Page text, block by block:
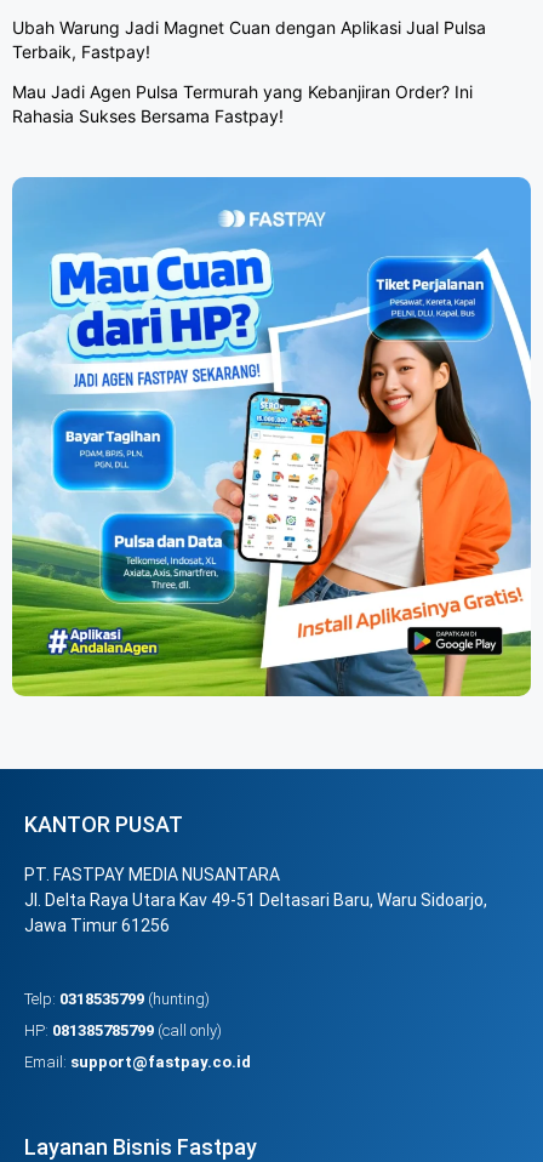
Ubah Warung Jadi Magnet Cuan dengan Aplikasi Jual Pulsa
Terbaik, Fastpay!
Mau Jadi Agen Pulsa Termurah yang Kebanjiran Order? Ini
Rahasia Sukses Bersama Fastpay!
KANTOR PUSAT
PT. FASTPAY MEDIA NUSANTARA
Jl. Delta Raya Utara Kav 49-51 Deltasari Baru, Waru Sidoarjo,
Jawa Timur 61256
Telp: 0318535799 (hunting)
HP: 081385785799 (call only)
Email: support@fastpay.co.id
Layanan Bisnis Fastpay